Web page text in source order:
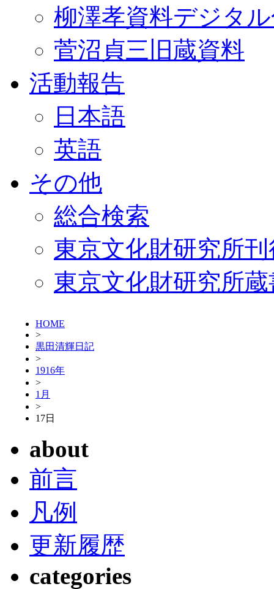
柳澤孝資料デジタ
菅沼貞三旧蔵資料
活動報告
日本語
英語
その他
総合検索
東京文化財研究所
東京文化財研究所
HOME
>
黒田清輝日記
>
1916年
>
1月
>
17日
about
前言
凡例
更新履歴
categories